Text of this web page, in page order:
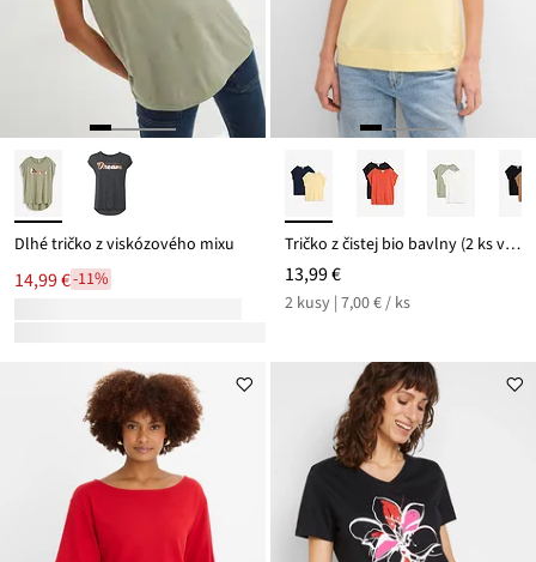
Dlhé tričko z viskózového mixu
14,99 €-11%
Tričko z čistej bio bavlny (2 ks v balení)
13,99 €
2 kusy | 7,00 € / ks